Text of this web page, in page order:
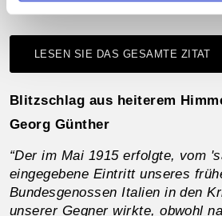
klar.”
LESEN SIE DAS GESAMTE ZITAT
Blitzschlag aus heiterem
Georg Günther
“Der im Mai 1915 erfolgte, vom
eingegebene Eintritt unseres
Bundesgenossen Italien in den
unserer Gegner wirkte, obwohl